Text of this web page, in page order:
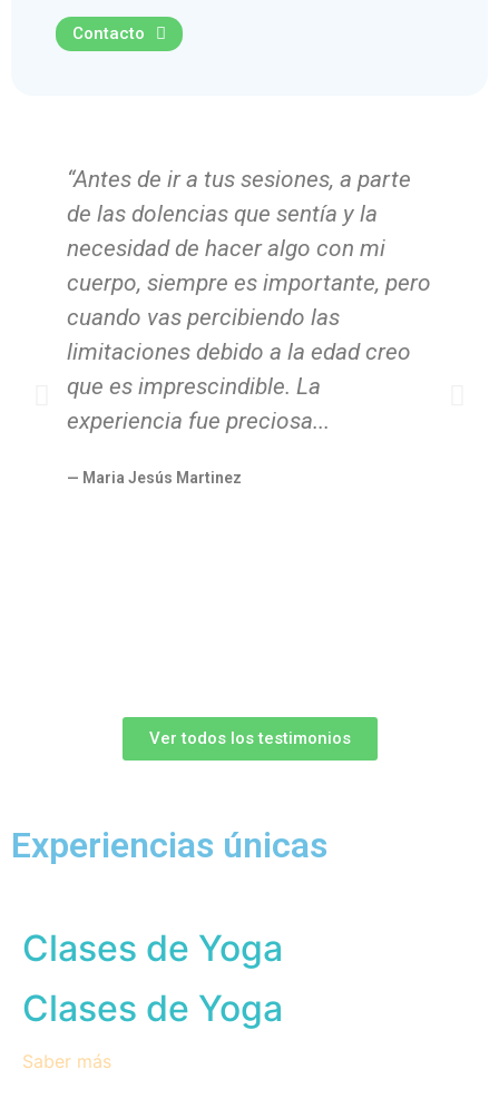
Contacto
“Antes de ir a tus sesiones, a parte
de las dolencias que sentía y la
necesidad de hacer algo con mi
cuerpo, siempre es importante, pero
cuando vas percibiendo las
limitaciones debido a la edad creo
que es imprescindible. La
experiencia fue preciosa...
— Maria Jesús Martinez
Ver todos los testimonios
Experiencias únicas
Clases de Yoga
Clases de Yoga
Saber más